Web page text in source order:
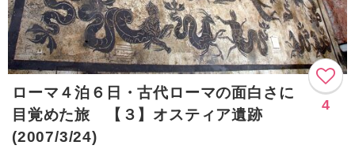
ローマ４泊６日・古代ローマの面白さに
目覚めた旅 【３】オスティア遺跡
(2007/3/24)
4